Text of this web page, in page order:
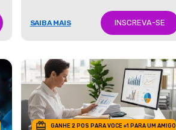
SAIBA MAIS INSCREVA-SE
GANHE 2 POS PARA VOCE +1 PARA UM AMIGO